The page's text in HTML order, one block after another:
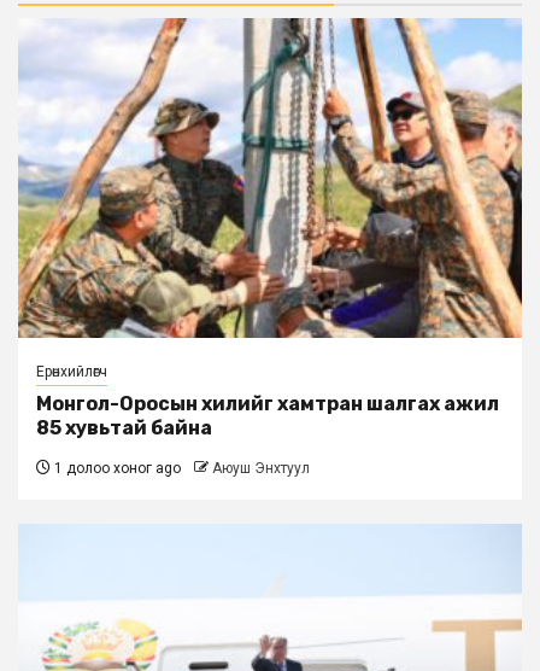
Ерөнхийлөгч
Монгол-Оросын хилийг хамтран шалгах ажил
85 хувьтай байна
1 долоо хоног ago Аюуш Энхтуул